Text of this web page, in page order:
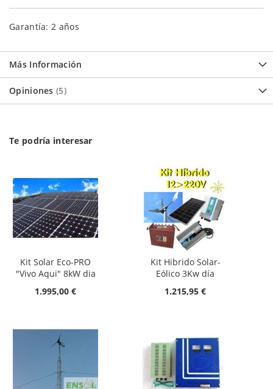
Garantía: 2 años
Más Información
Opiniones 5
Te podría interesar
Kit Solar Eco-PRO
"Vivo Aqui" 8kW dia
1.995,00 €
Kit Hibrido Solar-
Eólico 3Kw día
1.215,95 €